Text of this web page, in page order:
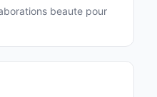
beaute pour